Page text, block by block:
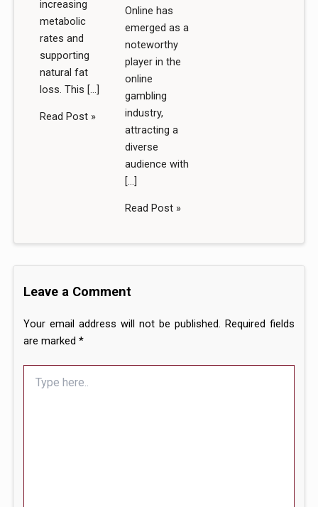
increasing
metabolic
rates and
supporting
natural fat
loss. This […]
Read Post »
Online has
emerged as a
noteworthy
player in the
online
gambling
industry,
attracting a
diverse
audience with
[…]
Read Post »
Leave a Comment
Your email address will not be published. Required fields
are marked*
here..